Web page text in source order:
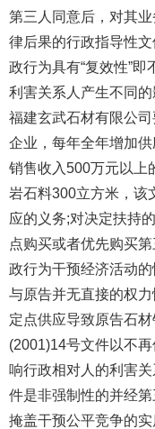
第三人同意后，对其
律后果的行政指导性
政行为具有“复效性”
利害关系人产生不同
福建玄武石材有限公
企业，每年全年增加
销售收入500万元以上
岩石料300立方米，该
应的义务;对决定扶持
点购买或者优先购买
政行为干预经济活动
与原告并无直接的权
定点供应导致原告石
(2001)14号文件以不
响行政相对人的利害
件是非强制性的并经
掩盖干预公平竞争的